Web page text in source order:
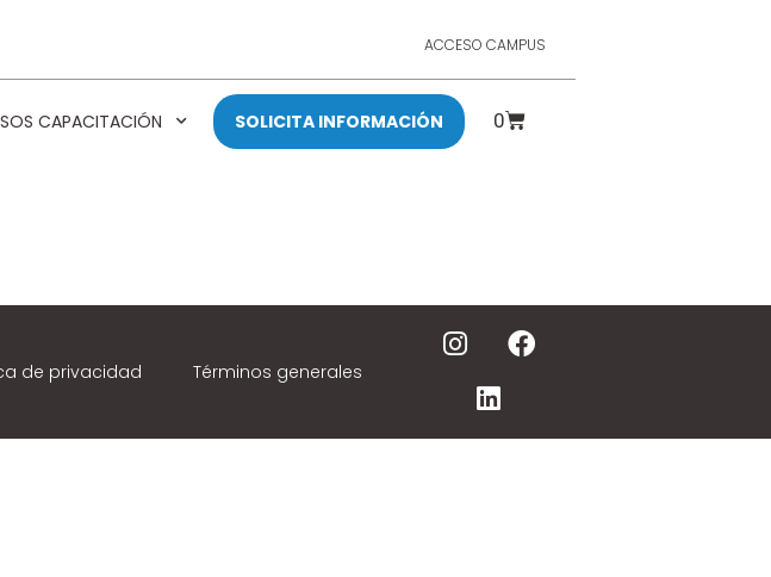
ACCESO CAMPUS
CAPACITACIÓN SOLICITA INFORMACIÓN 0
de privacidad Términos generales